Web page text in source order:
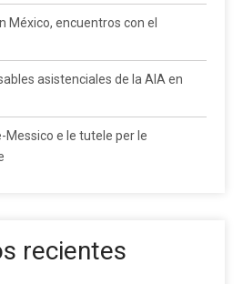
México, encuentros con el
asistenciales de la AIA en
Messico e le tutele per le
recientes